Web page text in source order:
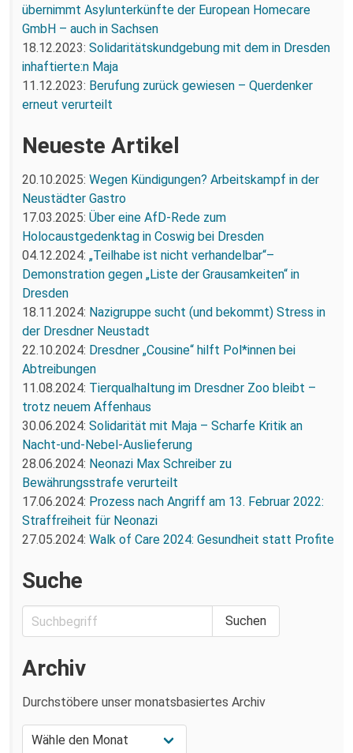
übernimmt Asylunterkünfte der European Homecare
GmbH – auch in Sachsen
18.12.2023: Solidaritätskundgebung mit dem in Dresden
inhaftierte:n Maja
11.12.2023: Berufung zurück gewiesen – Querdenker
erneut verurteilt
Neueste Artikel
20.10.2025: Wegen Kündigungen? Arbeitskampf in der
Neustädter Gastro
17.03.2025: Über eine AfD-Rede zum
Holocaustgedenktag in Coswig bei Dresden
04.12.2024: „Teilhabe ist nicht verhandelbar“–
Demonstration gegen „Liste der Grausamkeiten“ in
Dresden
18.11.2024: Nazigruppe sucht (und bekommt) Stress in
der Dresdner Neustadt
22.10.2024: Dresdner „Cousine“ hilft Pol*innen bei
Abtreibungen
11.08.2024: Tierqualhaltung im Dresdner Zoo bleibt –
trotz neuem Affenhaus
30.06.2024: Solidarität mit Maja – Scharfe Kritik an
Nacht-und-Nebel-Auslieferung
28.06.2024: Neonazi Max Schreiber zu
Bewährungsstrafe verurteilt
17.06.2024: Prozess nach Angriff am 13. Februar 2022:
Straffreiheit für Neonazi
27.05.2024: Walk of Care 2024: Gesundheit statt Profite
Suche
Archiv
Durchstöbere unser monatsbasiertes Archiv